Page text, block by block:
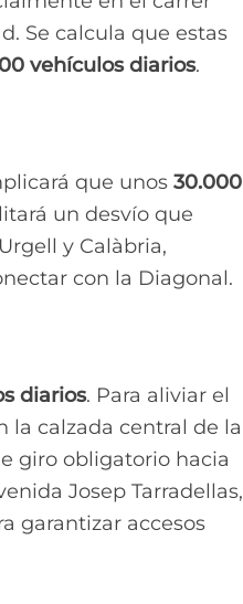
Se calcula que estas
vehículos diarios.
que unos 30.000
un desvío que
y Calàbria,
con la Diagonal.
diarios. Para aliviar el
calzada central de la
giro obligatorio hacia
Josep Tarradellas,
garantizar accesos